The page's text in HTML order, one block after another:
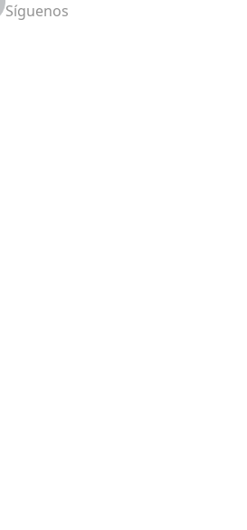
Síguenos